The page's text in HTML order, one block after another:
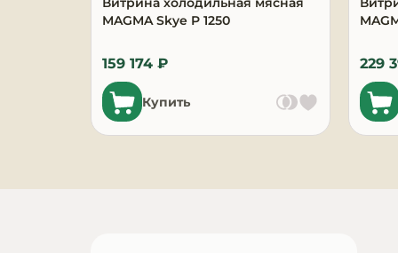
Запчасти для
MAGMA Skye P 1250
159 174 ₽
Купить
229